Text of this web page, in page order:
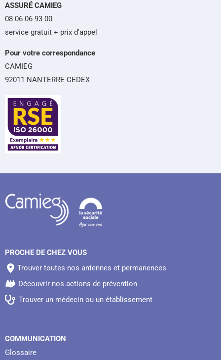
ASSURÉ CAMIEG
08 06 06 93 00
service gratuit + prix d'appel
Pour votre correspondance
CAMIEG
92011 NANTERRE CEDEX
PROCHE DE CHEZ VOUS
Trouver toutes nos antennes et permanences
Découvrir nos actions de prévention
Trouver un médecin ou un établissement
COMMUNICATION
Glossaire